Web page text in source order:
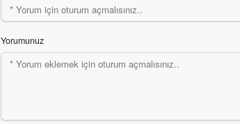
Yorumunuz